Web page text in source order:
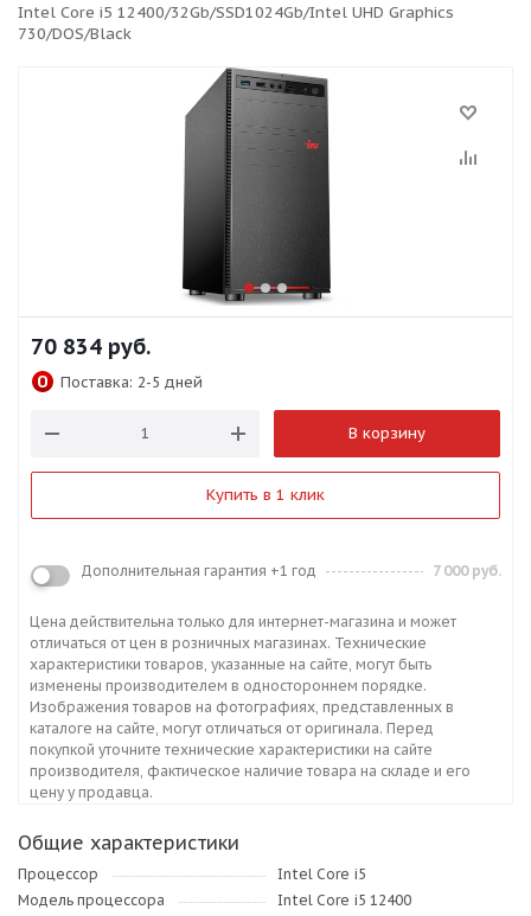
Intel Core i5 12400/32Gb/SSD1024Gb/Intel UHD Graphics
730/DOS/Black
70 834 руб.
Поставка: 2-5 дней
В корзину
Купить в 1 клик
Дополнительная гарантия +1 год 7 000 руб.
Цена действительна только для интернет-магазина и может
отличаться от цен в розничных магазинах. Технические
характеристики товаров, указанные на сайте, могут быть
изменены производителем в одностороннем порядке.
Изображения товаров на фотографиях, представленных в
каталоге на сайте, могут отличаться от оригинала. Перед
покупкой уточните технические характеристики на сайте
производителя, фактическое наличие товара на складе и его
цену у продавца.
Общие характеристики
Процессор
Intel Core i5
Модель процессора
Intel Core i5 12400